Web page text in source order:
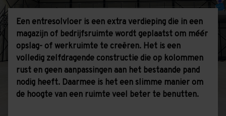
Een entresolvloer is een extra verdieping die in een
magazijn of bedrijfsruimte wordt geplaatst om méér
opslag- of werkruimte te creëren. Het is een
volledig zelfdragende constructie die op kolommen
rust en geen aanpassingen aan het bestaande pand
nodig heeft. Daarmee is het een slimme manier om
de hoogte van een ruimte veel beter te benutten.